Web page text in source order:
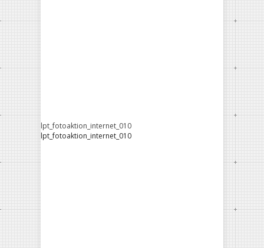
lpt_fotoaktion_internet_010
lpt_fotoaktion_internet_010